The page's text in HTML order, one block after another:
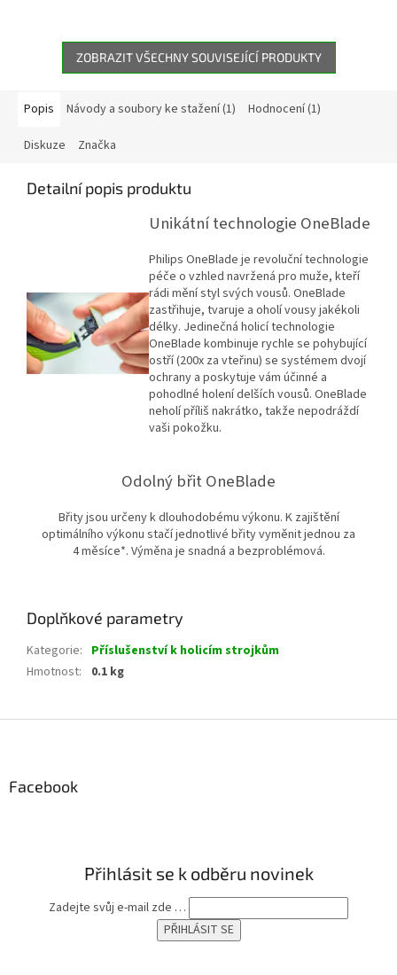
ZOBRAZIT VŠECHNY SOUVISEJÍCÍ PRODUKTY
Popis Návody a soubory ke stažení (1) Hodnocení (1)
Diskuze Značka
Detailní popis produktu
Unikátní technologie OneBlade
Philips OneBlade je revoluční technologie
péče o vzhled navržená pro muže, kteří
rádi mění styl svých vousů. OneBlade
zastřihuje, tvaruje a oholí vousy jakékoli
délky. Jedinečná holicí technologie
OneBlade kombinuje rychle se pohybující
ostří (200x za vteřinu) se systémem dvojí
ochrany a poskytuje vám účinné a
pohodlné holení delších vousů. OneBlade
neholí příliš nakrátko, takže nepodráždí
vaši pokožku.
Odolný břit OneBlade
Břity jsou určeny k dlouhodobému výkonu. K zajištění
optimálního výkonu stačí jednotlivé břity vyměnit jednou za
4 měsíce*. Výměna je snadná a bezproblémová.
Doplňkové parametry
Kategorie: Příslušenství k holicím strojkům
Hmotnost: 0.1 kg
Facebook
Přihlásit se k odběru novinek
Zadejte svůj e-mail zde …